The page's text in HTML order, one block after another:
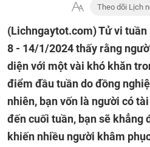
Theo dõi Lịch
(Lichngaytot.com)Tử vi tuần
8 - 14/1/2024 thấy rằng
diện với một vài khó khăn
điểm đầu tuần do đồng
nhiên, bạn vốn là người có
đến cuối tuần, bạn sẽ khẳng
khiến nhiều người khâm